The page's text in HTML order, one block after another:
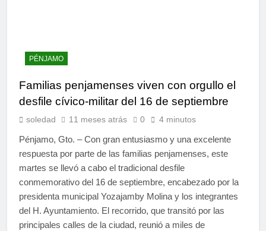
PÉNJAMO
Familias penjamenses viven con orgullo el
desfile cívico-militar del 16 de septiembre
soledad 11 meses atrás 0 4 minutos
Pénjamo, Gto. – Con gran entusiasmo y una excelente
respuesta por parte de las familias penjamenses, este
martes se llevó a cabo el tradicional desfile
conmemorativo del 16 de septiembre, encabezado por la
presidenta municipal Yozajamby Molina y los integrantes
del H. Ayuntamiento. El recorrido, que transitó por las
principales calles de la ciudad, reunió a miles de